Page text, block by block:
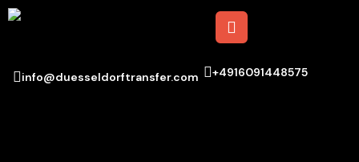
info@duesseldorftransfer.com +4916091448575